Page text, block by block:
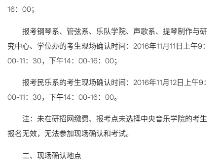
16：00；
报考钢琴系、管弦系、乐队学院、声歌系、提琴制作与研
究中心、学位办的考生现场确认时间：2016年11月11日上午9：
00-11：30，下午14：00-16：00；
报考民乐系的考生现场确认时间：2016年11月12日上午9：
00-11：30，下午14：00-16：00。
注：未在研招网缴费、报考点未选择中央音乐学院的考生
报名无效，无法参加现场确认和考试。
二、现场确认地点